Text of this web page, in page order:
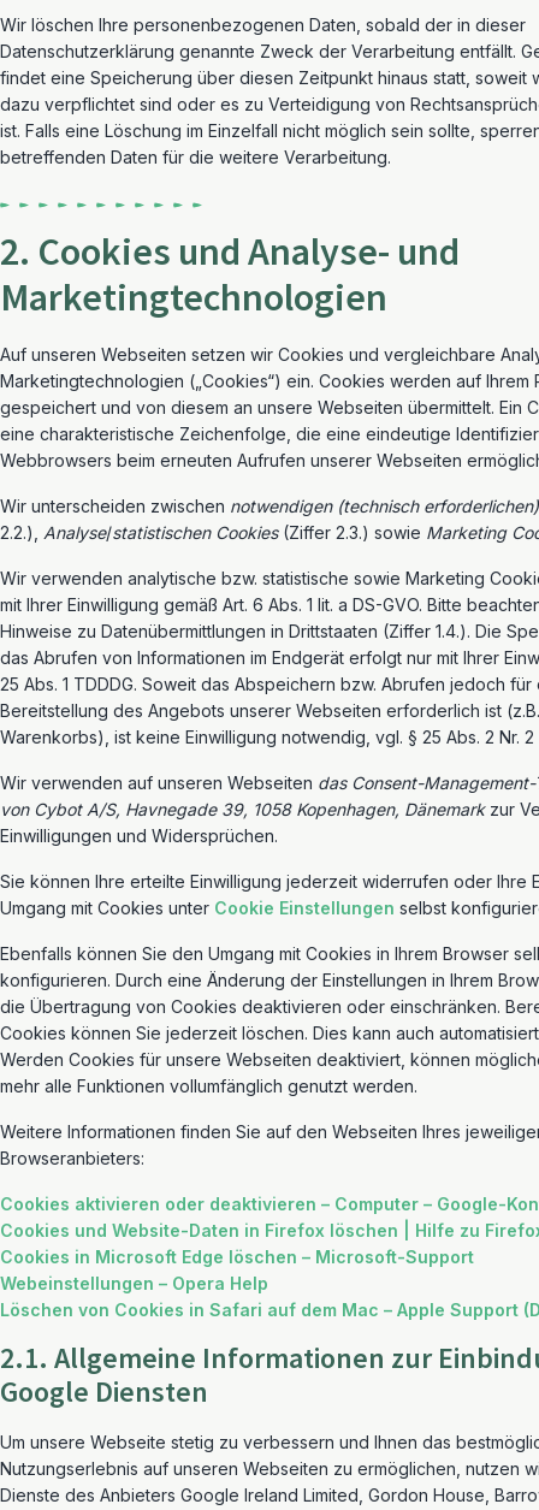
Wir löschen Ihre personenbezogenen Daten, sobald der in dieser
Datenschutzerklärung genannte Zweck der Verarbeitung entfällt.
findet eine Speicherung über diesen Zeitpunkt hinaus statt, soweit
dazu verpflichtet sind oder es zu Verteidigung von
ist. Falls eine Löschung im Einzelfall nicht möglich sein sollte,
betreffenden Daten für die weitere Verarbeitung.
2. Cookies und Analyse- und
Marketingtechnologien
Auf unseren Webseiten setzen wir Cookies und vergleichbare
Marketingtechnologien („Cookies“) ein. Cookies werden auf Ihrem
gespeichert und von diesem an unsere Webseiten übermittelt. Ein
eine charakteristische Zeichenfolge, die eine eindeutige
Webbrowsers beim erneuten Aufrufen unserer Webseiten
Wir unterscheiden zwischen notwendigen (technisch
2.2.), Analyse/statistischen Cookies(Ziffer 2.3.) sowie Marketing
Wir verwenden analytische bzw. statistische sowie Marketing
mit Ihrer Einwilligung gemäß Art. 6 Abs. 1 lit. a DS-GVO. Bitte
Hinweise zu Datenübermittlungen in Drittstaaten (Ziffer 1.4.). Die
das Abrufen von Informationen im Endgerät erfolgt nur mit Ihrer
25 Abs. 1 TDDDG. Soweit das Abspeichern bzw. Abrufen jedoch für
Bereitstellung des Angebots unserer Webseiten erforderlich ist
Warenkorbs), ist keine Einwilligung notwendig, vgl. § 25 Abs. 2 Nr. 2
Wir verwenden auf unseren Webseiten das Consent-
von Cybot A/S, Havnegade 39, 1058 Kopenhagen, Dänemarkzur
Einwilligungen und Widersprüchen.
Sie können Ihre erteilte Einwilligung jederzeit widerrufen oder Ihre
Umgang mit Cookies unter Cookie Einstellungen selbst
Ebenfalls können Sie den Umgang mit Cookies in Ihrem Browser
konfigurieren. Durch eine Änderung der Einstellungen in Ihrem
die Übertragung von Cookies deaktivieren oder einschränken.
Cookies können Sie jederzeit löschen. Dies kann auch
Werden Cookies für unsere Webseiten deaktiviert, können
mehr alle Funktionen vollumfänglich genutzt werden.
Weitere Informationen finden Sie auf den Webseiten Ihres
Browseranbieters:
Cookies aktivieren oder deaktivieren – Computer – Google-
Cookies und Website-Daten in Firefox löschen | Hilfe zu
Cookies in Microsoft Edge löschen – Microsoft-Support
Webeinstellungen – Opera Help
Löschen von Cookies in Safari auf dem Mac – Apple Support
2.1. Allgemeine Informationen zur
Google Diensten
Um unsere Webseite stetig zu verbessern und Ihnen das
Nutzungserlebnis auf unseren Webseiten zu ermöglichen, nutzen
Dienste des Anbieters Google Ireland Limited, Gordon House,